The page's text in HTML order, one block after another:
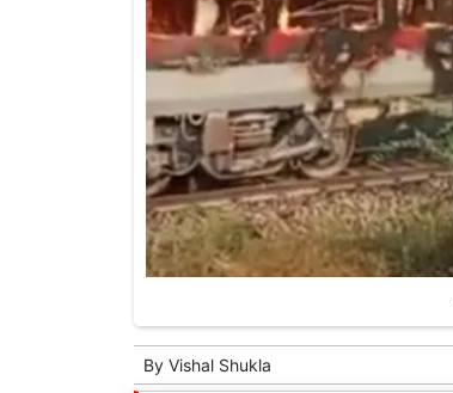
By Vishal Shukla